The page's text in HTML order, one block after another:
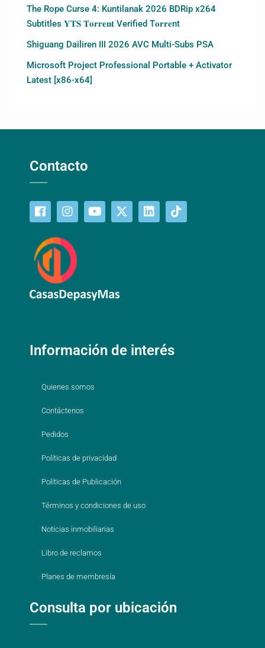
The Rope Curse 4: Kuntilanak 2026 BDRip x264
Subtitles 𝐘𝐓𝐒 𝐓𝐨𝐫𝐫𝐞𝐧𝐭 Verified T𝐨𝐫𝐫𝐞nt
Shiguang Dailiren III 2026 AVC Multi-Subs PSA
Microsoft Project Professional Portable + Activator
Latest [x86-x64]
Contacto
Información de interés
Quienes somos
Contáctenos
Pedidos
Políticas de privacidad
Políticas de Publicación
Términos y condiciones de uso
Noticias inmobiliarias
Libro de reclamos
Planes de membresía
Consulta por ubicación